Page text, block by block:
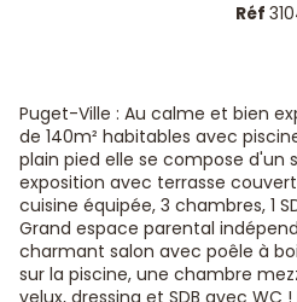
Réf
Puget-Ville : Au calme et bien
de 140m² habitables avec
plain pied elle se compose d'un
exposition avec terrasse
cuisine équipée, 3 chambres, 1
Grand espace parental
charmant salon avec poêle à
sur la piscine, une chambre